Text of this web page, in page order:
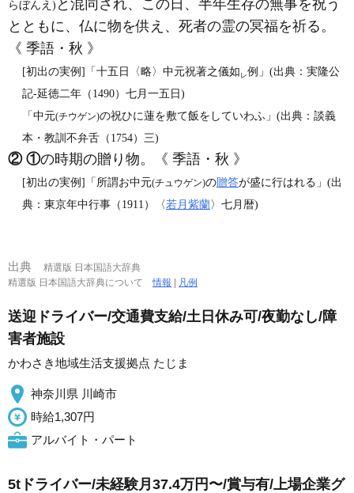
らぼんえ) と混同され、この日、半年生存の無事を祝う
とともに、仏に物を供え、死者の霊の冥福を祈る。
《 季語・秋 》
[初出の実例]「十五日〈略〉中元祝著之儀如 レ例」(出典：実隆公
記‐延徳二年（1490）七月一五日)
「中元(チウゲン)の祝ひに蓮を敷て飯をしていわふ」(出典：談義
本・教訓不弁舌（1754）三)
② ①の時期の贈り物。《 季語・秋 》
[初出の実例]「所謂お中元(チュウゲン)の贈答が盛に行はれる」(出
典：東京年中行事（1911）〈若月紫蘭〉七月暦)
出典
精選版 日本国語大辞典
精選版 日本国語大辞典について情報 凡例
送迎ドライバー/交通費支給/土日休み可/夜勤なし/障
害者施設
かわさき地域生活支援拠点 たじま
神奈川県 川崎市
時給1,307円
アルバイト・パート
5tドライバー/未経験月37.4万円〜/賞与有/上場企業グ